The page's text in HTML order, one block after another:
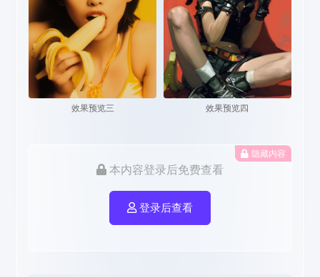
效果预览三 效果预览四
隐藏内容
本内容登录后免费查看
登录后查看